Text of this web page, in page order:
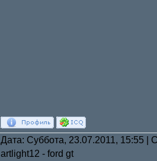
Дата: Суббота, 23.07.2011, 15:55 |
artlight12 - ford gt